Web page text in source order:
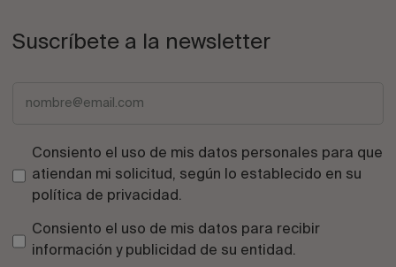
Suscríbete a la newsletter
Consiento el uso de mis datos personales para que
atiendan mi solicitud, según lo establecido en su
política de privacidad.
Consiento el uso de mis datos para recibir
información y publicidad de su entidad.